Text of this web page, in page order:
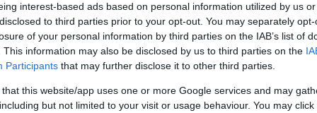
interest-based ads based on personal information utilized by us
to third parties prior to your opt-out. You may separately
of your personal information by third parties on the IAB’s list of
This information may also be disclosed by us to third parties on the
Participants that may further disclose it to other third parties.
that this website/app uses one or more Google services and may
but not limited to your visit or usage behaviour. You may
lehetővé. Persze ez is csak a márkásabb termékektre igaz. Az utángyárottak
a védelmet kispórolják... Ne tudd meg, mi lesz a vége! Eldurranhat az
a cellák, és akár fel is púposodhat.
de ez az aksi is rendelkezik egy kis emlékezettel. Azaz, ha minden alkalommal 70 %-on